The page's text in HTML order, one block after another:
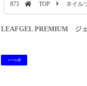
873 TOP ネイル
LEAFGEL PREMIUM ジ
メール便